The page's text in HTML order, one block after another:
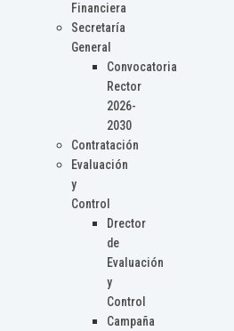
Financiera
Secretaría
General
Convocatoria
Rector
2026-
2030
Contratación
Evaluación
y
Control
Drector
de
Evaluación
y
Control
Campaña